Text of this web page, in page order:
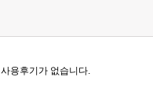
사용후기가 없습니다.